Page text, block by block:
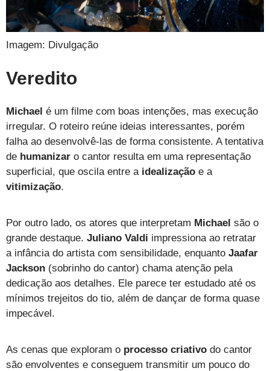
Imagem: Divulgação
Veredito
Michael é um filme com boas intenções, mas execução
irregular. O roteiro reúne ideias interessantes, porém
falha ao desenvolvê-las de forma consistente. A tentativa
de humanizar o cantor resulta em uma representação
superficial, que oscila entre a idealização e a
vitimização.
Por outro lado, os atores que interpretam Michael são o
grande destaque. Juliano Valdi impressiona ao retratar
a infância do artista com sensibilidade, enquanto Jaafar
Jackson (sobrinho do cantor) chama atenção pela
dedicação aos detalhes. Ele parece ter estudado até os
mínimos trejeitos do tio, além de dançar de forma quase
impecável.
As cenas que exploram o processo criativo do cantor
são envolventes e conseguem transmitir um pouco do